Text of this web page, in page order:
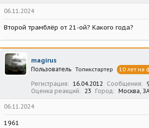
06.11.2024
Второй трамблёр от 21-ой? Какого года?
magirus
Пользователь Топикстартер 10 лет на
Регистрация 16.04.2012 Сообщения
Оценка реакций
23 Город Москва,
06.11.2024
1961